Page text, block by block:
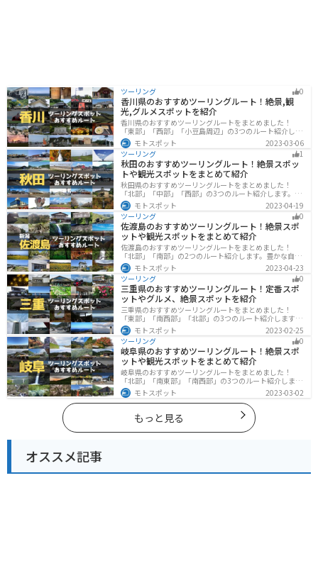
ツーリング 0
香川県のおすすめツーリングルート！絶景,観
光,グルメスポットを紹介
香川県のおすすめツーリングルートをまとめました！
「東部」「西部」「小豆島周辺」の3つのルート紹介しま
す。自然豊かな山から海、絶品グルメを満喫するツーリ
ングができます。バイクで香川県にツーリングに行く際
は参考にしてください。
モトスポット
2023-03-06
ツーリング
1
秋田のおすすめツーリングルート！絶景スポッ
トや観光スポットをまとめて紹介
秋田県のおすすめツーリングルートをまとめました！
「北部」「中部」「西部」の3つのルート紹介します。自
然豊かな山々や湖、温泉地が点在し、四季折々の景色を
楽しめるスポットが多数あります。バイクで秋田県にツ
ーリングに行く際は参考にしてください。
モトスポット
2023-04-19
ツーリング
0
佐渡島のおすすめツーリングルート！絶景スポ
ットや観光スポットをまとめて紹介
佐渡島のおすすめツーリングルートをまとめました！
「北部」「南部」の2つのルート紹介します。豊かな自然
と歴史的なスポット、トキなどの貴重な動物を見られる
スポットが多数あります。バイクで佐渡島にツーリング
に行く際は参考にしてください。
モトスポット
2023-04-23
ツーリング
0
三重県のおすすめツーリングルート！定番スポ
ットやグルメ、絶景スポットを紹介
三重県のおすすめツーリングルートをまとめました！
「東部」「南西部」「北部」の3つのルート紹介します。
標高の高いスカイラインからリアス式海岸まであるの
で、飽きることなくツーリングを堪能できます。バイク
で三重県にツーリングに行く際は参考にしてください。
モトスポット
2023-02-25
ツーリング
0
岐阜県のおすすめツーリングルート！絶景スポ
ットや観光スポットをまとめて紹介
岐阜県のおすすめツーリングルートをまとめました！
「北部」「南東部」「南西部」の3つのルート紹介しま
す。自然豊かな山が充実しており、山を生かした施設や
グルメ、絶景スポットなど、自然を満喫するツーリング
ができます。バイクで岐阜県にツーリングに行く際は参
考にしてください。
モトスポット 2023-03-02
もっと見る
オススメ記事